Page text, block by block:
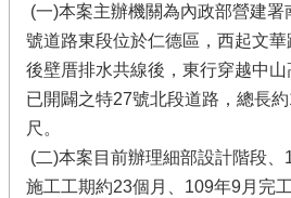
(一)本案主辦機關為內政部營建
號道路東段位於仁德區，西起文
後壁厝排水共線後，東行穿越中
已開闢之特27號北段道路，總長
尺。
(二)本案目前辦理細部設計階段
施工工期約23個月、109年9月完工